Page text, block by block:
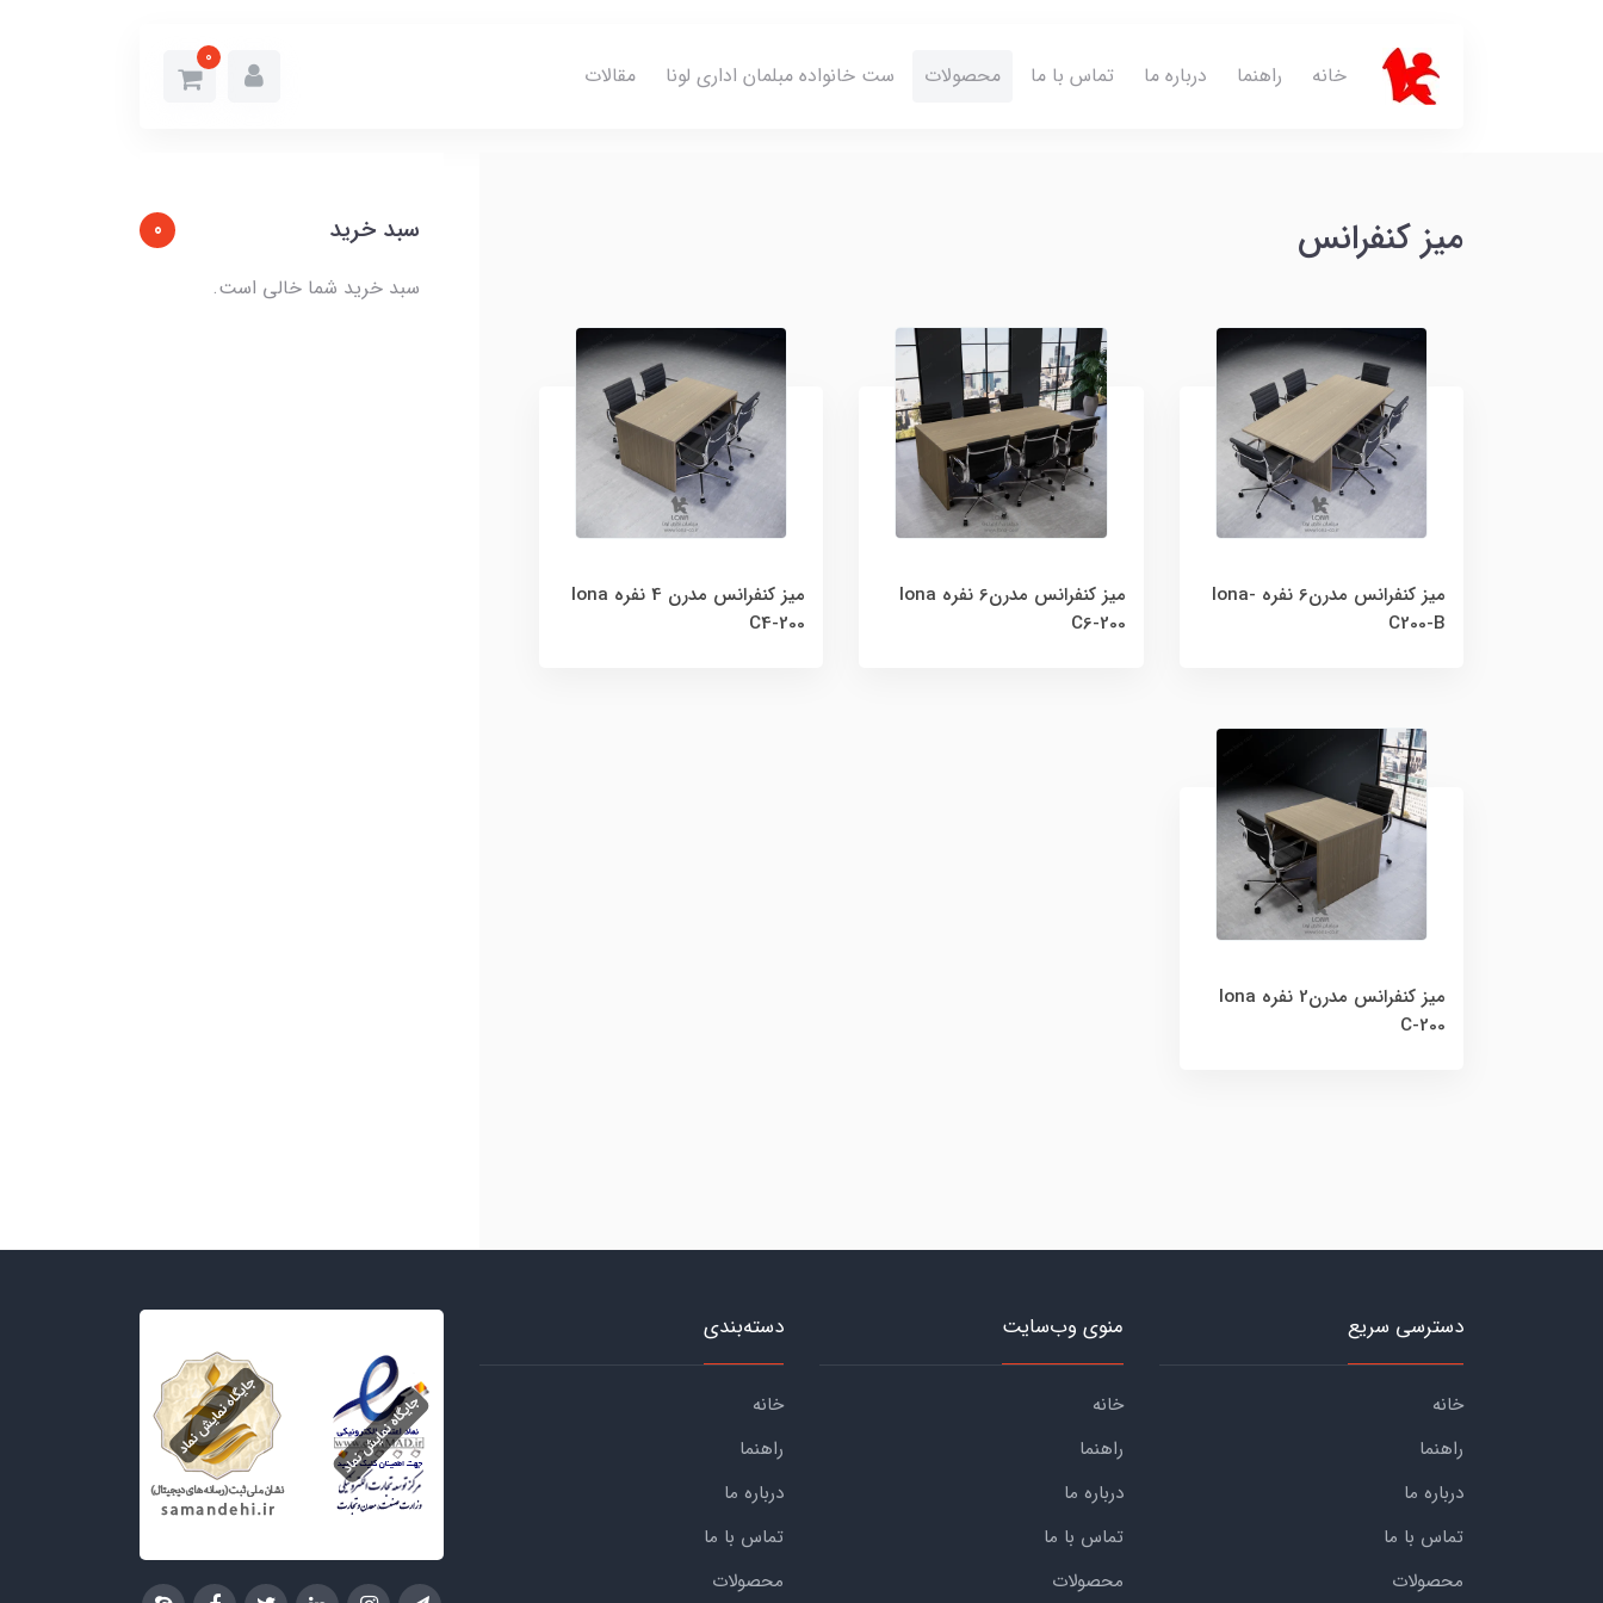
خانه راهنما درباره ما تماس با ما محصولات ست خانواده مبلمان اداری لونا مقالات
0
میز کنفرانس
میز کنفرانس مدرن6 نفره lona-
C200-B
میز کنفرانس مدرن6 نفره lona
C6-200
میز کنفرانس مدرن 4 نفره lona
C4-200
میز کنفرانس مدرن2 نفره lona
C-200
سبد خرید
0
سبد خرید شما خالی است.
دسترسی سریع
خانه
راهنما
درباره ما
تماس با ما
محصولات
منوی وب‌سایت
خانه
راهنما
درباره ما
تماس با ما
محصولات
دسته‌بندی
خانه
راهنما
درباره ما
تماس با ما
محصولات